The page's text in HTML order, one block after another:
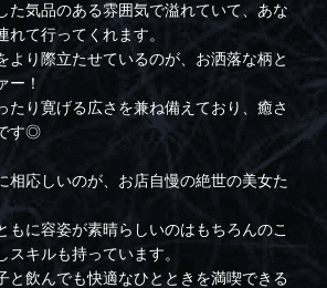
た気品のある雰囲気で溢れていて、あな
れて行ってくれます。
より際立たせているのが、お洒落な柄と
ー！
たり寛げる広さを兼ね備えており、癒さ
す◎
相応しいのが、お店自慢の絶世の美女た
もに容姿が素晴らしいのはもちろんのこ
スキルも持っています。
と飲んでも快適なひとときを満喫できる